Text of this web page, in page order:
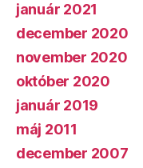
január 2021
december 2020
november 2020
október 2020
január 2019
máj 2011
december 2007